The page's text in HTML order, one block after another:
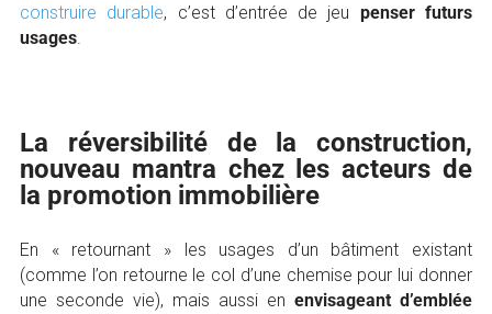
construire durable, c’est d’entrée de jeu penser futurs
usages.
La réversibilité de la construction,
nouveau mantra chez les acteurs de
la promotion immobilière
En « retournant » les usages d’un bâtiment existant
(comme l’on retourne le col d’une chemise pour lui donner
une seconde vie), mais aussi en envisageant d’emblée